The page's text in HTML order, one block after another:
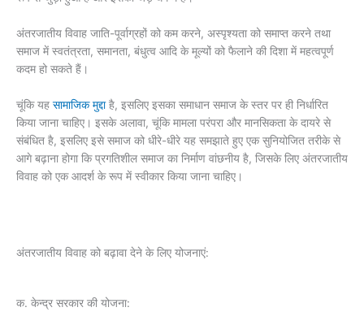
अंतरजातीय विवाह जाति-पूर्वाग्रहों को कम करने, अस्पृश्यता को समाप्त करने तथा
समाज में स्वतंत्रता, समानता, बंधुत्व आदि के मूल्यों को फैलाने की दिशा में महत्वपूर्ण
कदम हो सकते हैं।
चूंकि यह सामाजिक मुद्दाहै, इसलिए इसका समाधान समाज के स्तर पर ही निर्धारित
किया जाना चाहिए। इसके अलावा, चूंकि मामला परंपरा और मानसिकता के दायरे से
संबंधित है, इसलिए इसे समाज को धीरे-धीरे यह समझाते हुए एक सुनियोजित तरीके से
आगे बढ़ाना होगा कि प्रगतिशील समाज का निर्माण वांछनीय है, जिसके लिए अंतरजातीय
विवाह को एक आदर्श के रूप में स्वीकार किया जाना चाहिए।
अंतरजातीय विवाह को बढ़ावा देने के लिए योजनाएं:
क. केन्द्र सरकार की योजना: